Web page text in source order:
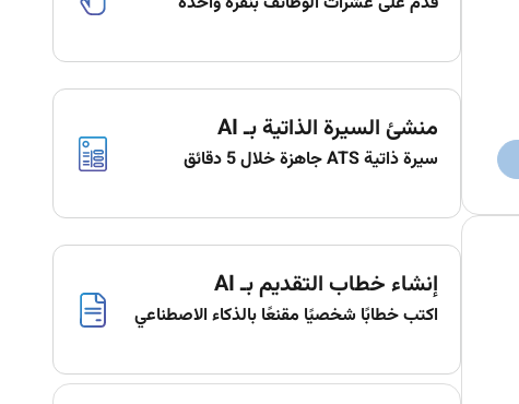
منشئ السيرة الذاتية بـ AI
سيرة ذاتية ATS جاهزة خلال 5 دقائق
إنشاء خطاب التقديم بـ AI
اكتب خطابًا شخصيًا مقنعًا بالذكاء الاصطناعي